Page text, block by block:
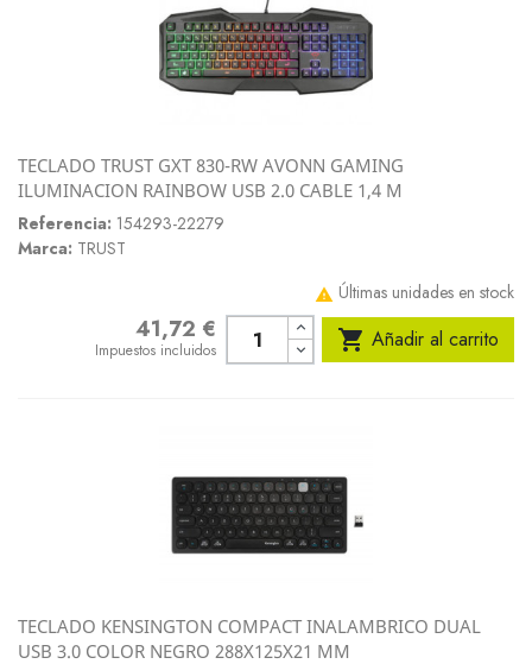
TECLADO TRUST GXT 830-RW AVONN GAMING
ILUMINACION RAINBOW USB 2.0 CABLE 1,4 M
Referencia: 154293-22279
Marca: TRUST
 Últimas unidades en stock
Precio41,72 €
Impuestos incluidos  Añadir al carrito
TECLADO KENSINGTON COMPACT INALAMBRICO DUAL
USB 3.0 COLOR NEGRO 288X125X21 MM